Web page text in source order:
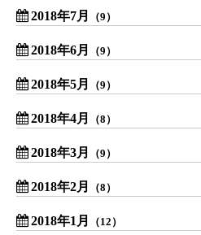
2018年7月 （9）
2018年6月 （9）
2018年5月 （9）
2018年4月 （8）
2018年3月 （9）
2018年2月 （8）
2018年1月 （12）